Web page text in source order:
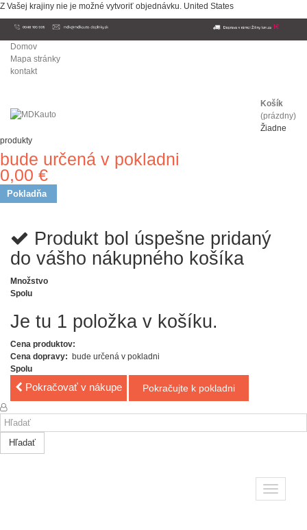
Z Vašej krajiny nie je možné vytvoriť objednávku. United States
Domov
Mapa stránky
kontakt
Košík
(prázdny)
Žiadne
produkty
bude určená v pokladni
0,00 €
Pokladňa
Produkt bol úspešne pridaný
do vášho nákupného košíka
Množstvo
Spolu
Je tu 1 položka v košíku.
Cena produktov:
Cena dopravy: bude určená v pokladni
Spolu
Pokračovať v nákupe Pokračujte k pokladni
Hľadať
Toggle